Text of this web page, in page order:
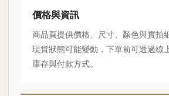
價格與資訊
商品頁提供價格、尺寸、顏色與實拍
現貨狀態可能變動，下單前可透過線
庫存與付款方式。